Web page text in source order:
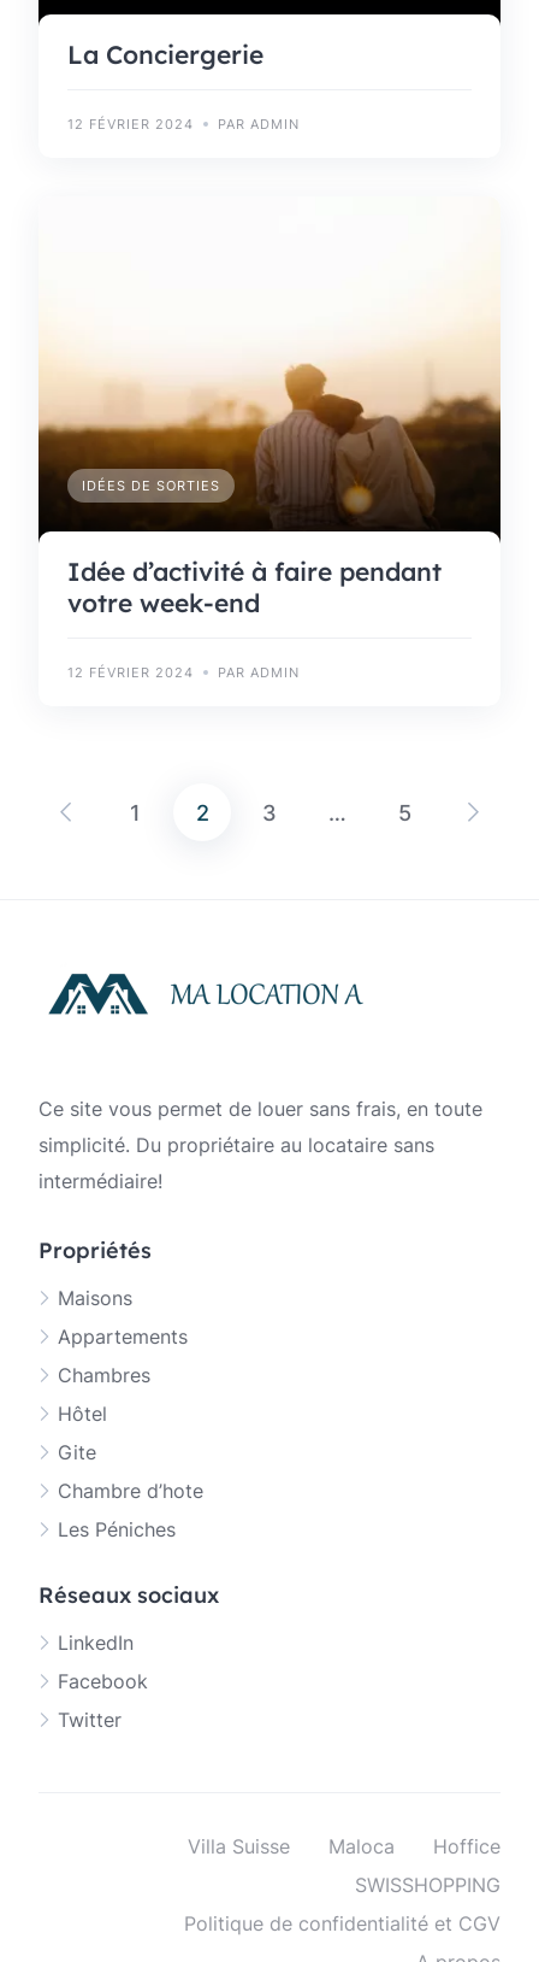
La Conciergerie
12 FÉVRIER 2024 PAR ADMIN
IDÉES DE SORTIES
Idée d’activité à faire pendant
votre week-end
12 FÉVRIER 2024 PAR ADMIN
Pagination
1 2 3 … 5
Ce site vous permet de louer sans frais, en toute
simplicité. Du propriétaire au locataire sans
intermédiaire!
Propriétés
Maisons
Appartements
Chambres
Hôtel
Gite
Chambre d’hote
Les Péniches
Réseaux sociaux
LinkedIn
Facebook
Twitter
Villa Suisse Maloca
Hoffice
SWISSHOPPING
Politique de confidentialité et CGV